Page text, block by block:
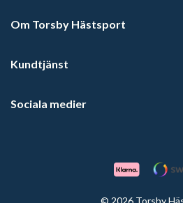
Om Torsby Hästsport
Kundtjänst
Sociala medier
© 2026 Torsby